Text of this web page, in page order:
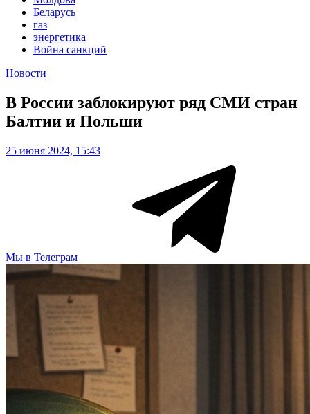
Беларусь
газ
энергетика
Война санкций
Новости
В России заблокируют ряд СМИ стран
Балтии и Польши
25 июня 2024, 15:43
Мы в Телеграм